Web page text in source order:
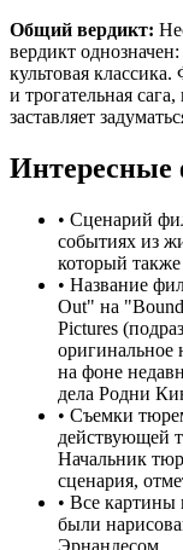
Общий вердикт:
вердикт
культовая
и трогательная
заставляет
• Сценарий
событиях из
который
• Название
Out" на
Pictures
оригинальное
на фоне
дела Родни
• Съемки
действующей
Начальник
сценария,
• Все картины
были
Эрнандесом.